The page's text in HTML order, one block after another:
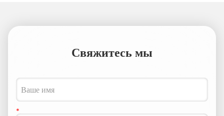
Свяжитесь мы